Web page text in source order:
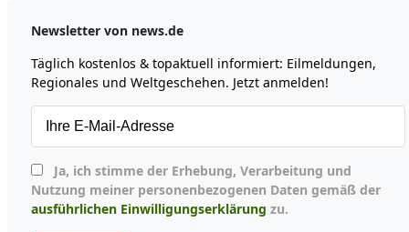
Newsletter von news.de
Täglich kostenlos & topaktuell informiert: Eilmeldungen,
Regionales und Weltgeschehen. Jetzt anmelden!
Nutzung meiner personenbezogenen Daten gemäß der
ausführlichen Einwilligungserklärung zu.